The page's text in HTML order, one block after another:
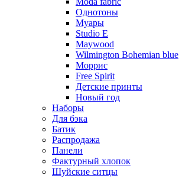
Однотоны
Муары
Studio E
Maywood
Wilmington Bohemian blue
Моррис
Free Spirit
Детские принты
Новый год
Наборы
Для бэка
Батик
Распродажа
Панели
Фактурный хлопок
Шуйские ситцы